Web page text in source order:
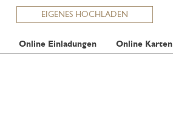
EIGENES HOCHLADEN
Online Einladungen Online Karten